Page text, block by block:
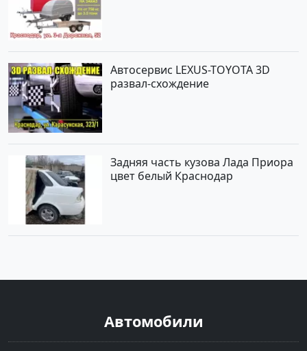
Автосервис LEXUS-TOYOTA 3D
развал-схождение
Задняя часть кузова Лада Приора
цвет белый Краснодар
Автомобили